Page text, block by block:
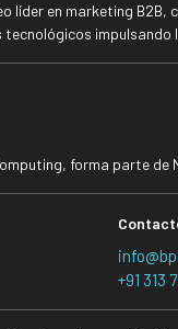
líder en marketing
impulsando
forma parte de
+91 313